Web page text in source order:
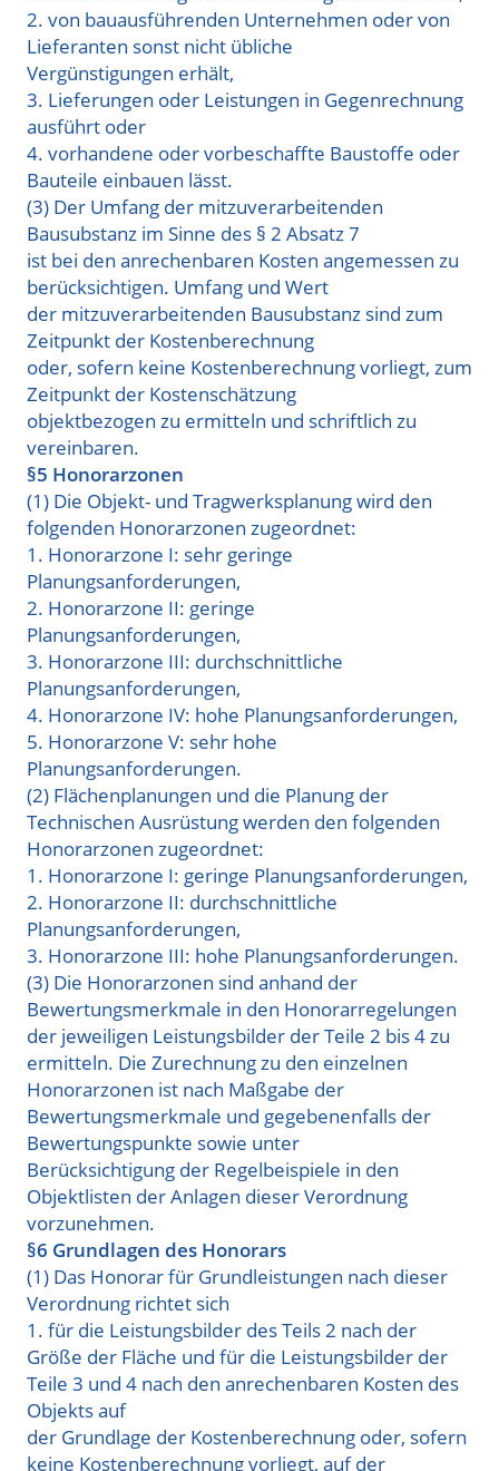
2. von bauausführenden Unternehmen oder von
Lieferanten sonst nicht übliche
Vergünstigungen erhält,
3. Lieferungen oder Leistungen in Gegenrechnung
ausführt oder
4. vorhandene oder vorbeschaffte Baustoffe oder
Bauteile einbauen lässt.
(3) Der Umfang der mitzuverarbeitenden
Bausubstanz im Sinne des § 2 Absatz 7
ist bei den anrechenbaren Kosten angemessen zu
berücksichtigen. Umfang und Wert
der mitzuverarbeitenden Bausubstanz sind zum
Zeitpunkt der Kostenberechnung
oder, sofern keine Kostenberechnung vorliegt, zum
Zeitpunkt der Kostenschätzung
objektbezogen zu ermitteln und schriftlich zu
vereinbaren.
§5 Honorarzonen
(1) Die Objekt- und Tragwerksplanung wird den
folgenden Honorarzonen zugeordnet:
1. Honorarzone I: sehr geringe
Planungsanforderungen,
2. Honorarzone II: geringe
Planungsanforderungen,
3. Honorarzone III: durchschnittliche
Planungsanforderungen,
4. Honorarzone IV: hohe Planungsanforderungen,
5. Honorarzone V: sehr hohe
Planungsanforderungen.
(2) Flächenplanungen und die Planung der
Technischen Ausrüstung werden den folgenden
Honorarzonen zugeordnet:
1. Honorarzone I: geringe Planungsanforderungen,
2. Honorarzone II: durchschnittliche
Planungsanforderungen,
3. Honorarzone III: hohe Planungsanforderungen.
(3) Die Honorarzonen sind anhand der
Bewertungsmerkmale in den Honorarregelungen
der jeweiligen Leistungsbilder der Teile 2 bis 4 zu
ermitteln. Die Zurechnung zu den einzelnen
Honorarzonen ist nach Maßgabe der
Bewertungsmerkmale und gegebenenfalls der
Bewertungspunkte sowie unter
Berücksichtigung der Regelbeispiele in den
Objektlisten der Anlagen dieser Verordnung
vorzunehmen.
§6 Grundlagen des Honorars
(1) Das Honorar für Grundleistungen nach dieser
Verordnung richtet sich
1. für die Leistungsbilder des Teils 2 nach der
Größe der Fläche und für die Leistungsbilder der
Teile 3 und 4 nach den anrechenbaren Kosten des
Objekts auf
der Grundlage der Kostenberechnung oder, sofern
keine Kostenberechnung vorliegt, auf der